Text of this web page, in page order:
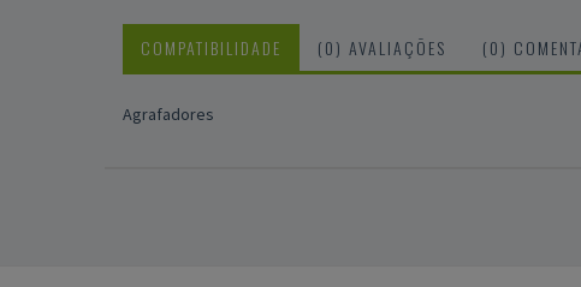
COMPATIBILIDADE (0) AVALIAÇÕES (0)
Agrafadores